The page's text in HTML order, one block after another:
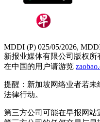
MDDI (P) 025/05/2026,
新报业媒体有限公司版权所
在中国的用户请游览
提醒：新加坡网络业者若
法律行动。
第三方公司可能在早报网